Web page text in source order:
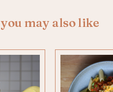
you may also like